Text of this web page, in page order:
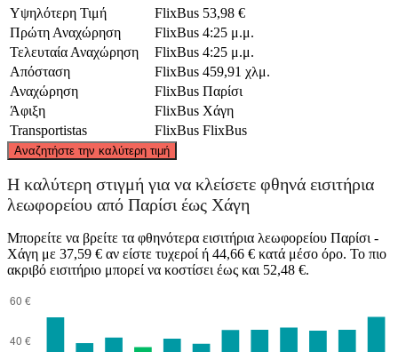
Υψηλότερη Τιμή
FlixBus 53,98 €
Πρώτη Αναχώρηση
FlixBus 4:25 μ.μ.
Τελευταία Αναχώρηση
FlixBus 4:25 μ.μ.
Απόσταση
FlixBus 459,91 χλμ.
Αναχώρηση
FlixBus Παρίσι
Άφιξη
FlixBus Χάγη
Transportistas
FlixBus FlixBus
Αναζητήστε την καλύτερη τιμή
©CARTO, ©
Η καλύτερη στιγμή για να κλείσετε φθηνά εισιτήρια
λεωφορείου από Παρίσι έως Χάγη
Μπορείτε να βρείτε τα φθηνότερα εισιτήρια λεωφορείου Παρίσι -
Χάγη με 37,59 € αν είστε τυχεροί ή 44,66 € κατά μέσο όρο. Το πιο
ακριβό εισιτήριο μπορεί να κοστίσει έως και 52,48 €.